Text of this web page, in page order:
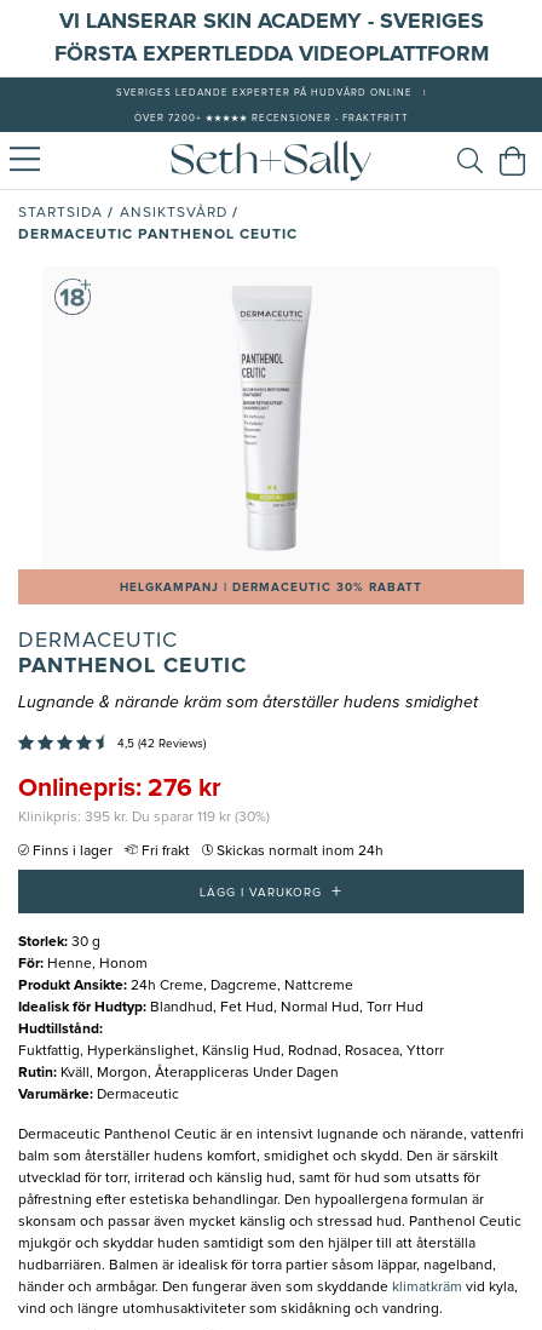
VI LANSERAR SKIN ACADEMY - SVERIGES
FÖRSTA EXPERTLEDDA VIDEOPLATTFORM
SVERIGES LEDANDE EXPERTER PÅ HUDVÅRD ONLINE
ÖVER 7200+ ★★★★★ RECENSIONER - FRAKTFRITT
STARTSIDA / ANSIKTSVÅRD /
DERMACEUTIC PANTHENOL CEUTIC
HELGKAMPANJ | DERMACEUTIC 30% RABATT
DERMACEUTIC
PANTHENOL CEUTIC
Lugnande & närande kräm som återställer hudens smidighet
4,5 (42 Reviews)
Onlinepris: 276 kr
Klinikpris: 395 kr. Du sparar 119 kr (30%)
Finns i lager Fri frakt Skickas normalt inom 24h
LÄGG I VARUKORG +
Storlek: 30 g
För: Henne, Honom
Produkt Ansikte: 24h Creme, Dagcreme, Nattcreme
Idealisk för Hudtyp: Blandhud, Fet Hud, Normal Hud, Torr Hud
Hudtillstånd:
Fuktfattig, Hyperkänslighet, Känslig Hud, Rodnad, Rosacea, Yttorr
Rutin: Kväll, Morgon, Återappliceras Under Dagen
Varumärke: Dermaceutic
Dermaceutic Panthenol Ceutic är en intensivt lugnande och närande, vattenfri
balm som återställer hudens komfort, smidighet och skydd. Den är särskilt
utvecklad för torr, irriterad och känslig hud, samt för hud som utsatts för
påfrestning efter estetiska behandlingar. Den hypoallergena formulan är
skonsam och passar även mycket känslig och stressad hud. Panthenol Ceutic
mjukgör och skyddar huden samtidigt som den hjälper till att återställa
hudbarriären. Balmen är idealisk för torra partier såsom läppar, nagelband,
händer och armbågar. Den fungerar även som skyddande klimatkräm vid kyla,
vind och längre utomhusaktiviteter som skidåkning och vandring.